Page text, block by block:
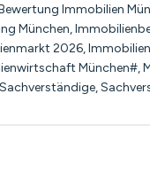
Immobilien
München,
2026,
München#,
,